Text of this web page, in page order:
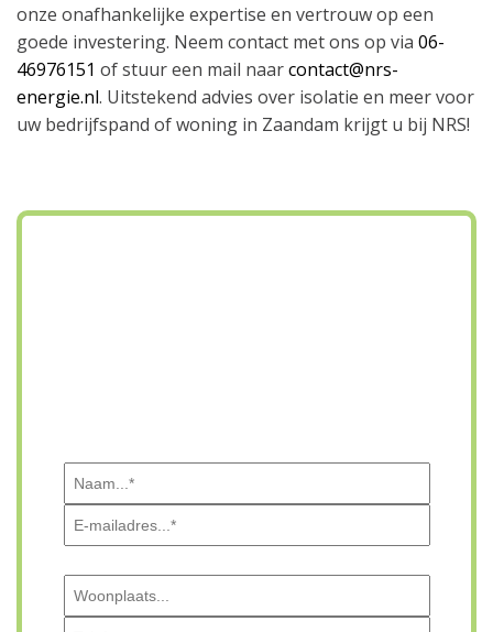
onze onafhankelijke expertise en vertrouw op een
goede investering. Neem contact met ons op via 06-
46976151 of stuur een mail naarcontact@nrs-
energie.nl. Uitstekend advies over isolatie en meer voor
uw bedrijfspand of woning in Zaandam krijgt u bij NRS!